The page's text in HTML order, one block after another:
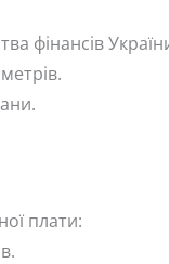
фінансів
плати: